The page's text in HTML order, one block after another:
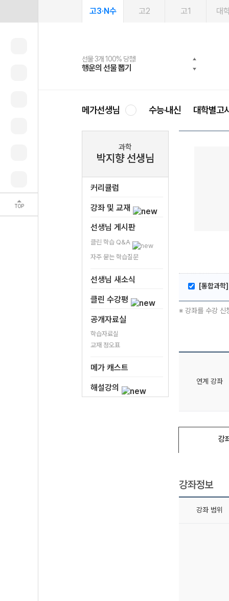
TOP
고3·N수 고2 고1 대
선물 3개 100% 당첨!
행운의 선물 뽑기
선물 100% 증정!
메가스터디 X 올리브
여름방학 스터디 캐시백
메가런 썸머스쿨
2027 러셀 단과
강사 공개선발
스마트러닝앱
설문 EVENT
메가패스
3일 무료 체험권
메가패스 수강생 무료혜택!
메가클럽 멤버십
사회공헌 캠페인
희망이룸 메가나눔
메가선생님 수능·내신 대학별고
과학
박지향 선생님
커리큘럼
강좌 및 교재
선생님 게시판
클린 학습 Q&A
자주 묻는 학습질문
선생님 새소식
클린 수강평
공개자료실
학습자료실
교재 정오표
메가 캐스트
해설강의
[통합과학
※ 강좌를 수강 신
연계 강좌
강
강좌정보
강좌 범위